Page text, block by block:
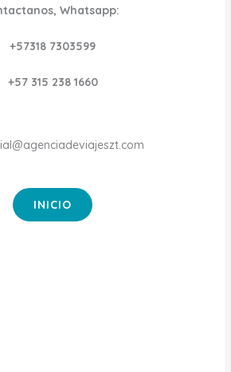
Whatsapp:
+57318 7303599
+57 315 238 1660
INICIO